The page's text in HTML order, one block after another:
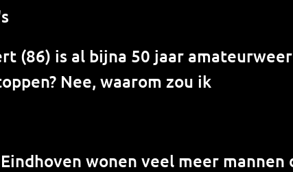
(86) is al bijna 50 jaar
Nee, waarom zou ik
wonen veel meer mannen